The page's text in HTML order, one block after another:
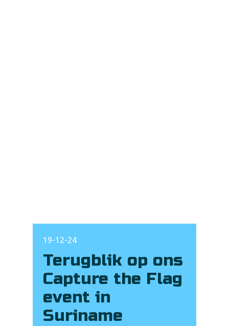
19-12-24
Terugblik op ons
Capture the Flag
event in
Suriname